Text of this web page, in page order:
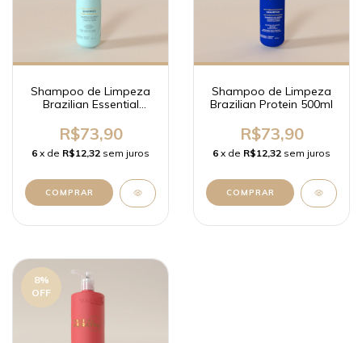
Shampoo de Limpeza
Brazilian Essential
R$73,90
6 x de R$12,32 sem juros
Shampoo de Limpeza
Brazilian Protein 500ml
R$73,90
6 x de R$12,32 sem juros
8%
OFF